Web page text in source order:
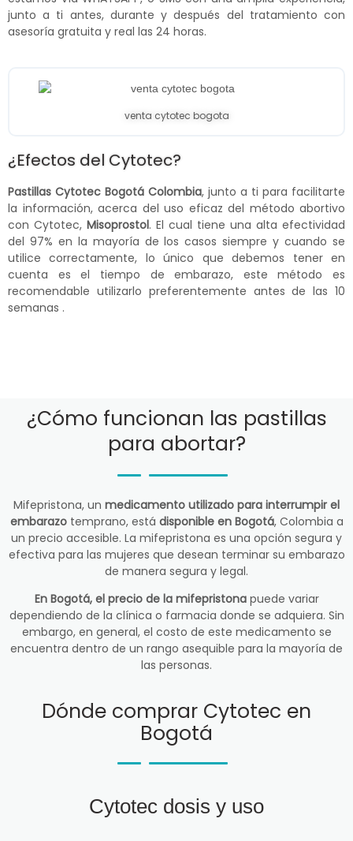
junto a ti antes, durante y después del tratamiento con
asesoría gratuita y real las 24 horas.
venta cytotec bogota
¿Efectos del Cytotec?
Pastillas Cytotec Bogotá Colombia, junto a ti para facilitarte
la información, acerca del uso eficaz del método abortivo
con Cytotec, Misoprostol. El cual tiene una alta efectividad
del 97% en la mayoría de los casos siempre y cuando se
utilice correctamente, lo único que debemos tener en
cuenta es el tiempo de embarazo, este método es
recomendable utilizarlo preferentemente antes de las 10
semanas .
¿Cómo funcionan las pastillas
para abortar?
Mifepristona, un medicamento utilizado para interrumpir el
embarazotemprano, está disponible en Bogotá, Colombia a
un precio accesible. La mifepristona es una opción segura y
efectiva para las mujeres que desean terminar su embarazo
de manera segura y legal.
En Bogotá, el precio de la mifepristonapuede variar
dependiendo de la clínica o farmacia donde se adquiera. Sin
embargo, en general, el costo de este medicamento se
encuentra dentro de un rango asequible para la mayoría de
las personas.
Dónde comprar Cytotec en
Bogotá
Cytotec dosis y uso